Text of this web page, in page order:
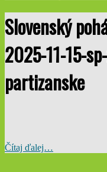
Slovenský
2025-11-15-
partizanske
Čítaj ďalej…